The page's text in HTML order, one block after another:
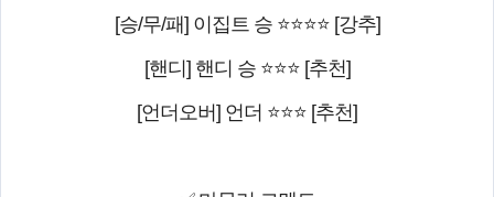
[승/무/패] 이집트 승 ⭐⭐⭐⭐ [강추]
[핸디] 핸디 승 ⭐⭐⭐ [추천]
[언더오버] 언더 ⭐⭐⭐ [추천]